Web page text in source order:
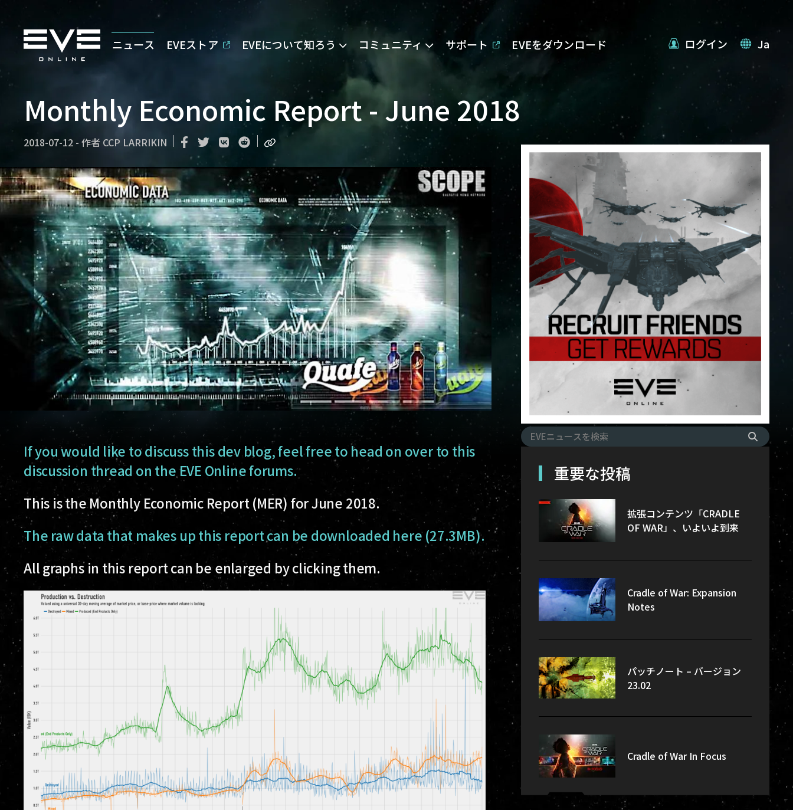
ニュース EVEストア EVEについて知ろう コミュニティ サポート EVEをダウンロード ログイン Ja
Monthly Economic Report - June 2018
2018-07-12 - 作者 CCP LARRIKIN
If you would like to discuss this dev blog, feel free to head on over to this
discussion thread on the EVE Online forums.
This is the Monthly Economic Report (MER) for June 2018.
The raw data that makes up this report can be downloaded here (27.3MB).
All graphs in this report can be enlarged by clicking them.
重要な投稿
拡張コンテンツ「CRADLE
OF WAR」、いよいよ到来
Cradle of War: Expansion
Notes
パッチノート – バージョン
23.02
Cradle of War In Focus